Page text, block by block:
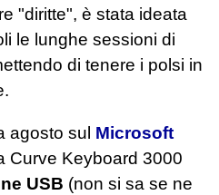
"diritte", è stata ideata
le lunghe sessioni di
di tenere i polsi in
agosto sul Microsoft
Curve Keyboard 3000
USB (non si sa se ne